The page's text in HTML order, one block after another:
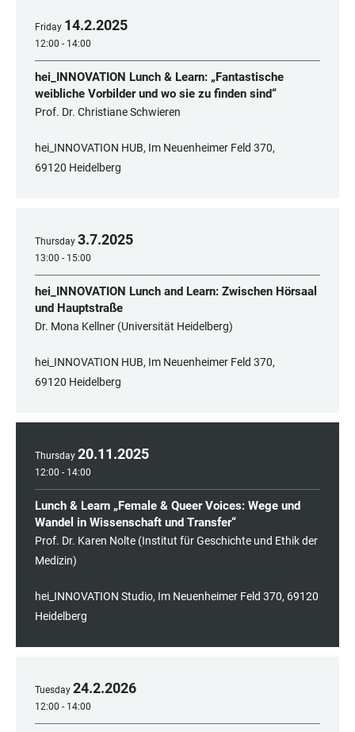
Friday 14.2.2025
12:00 - 14:00
hei_INNOVATION Lunch & Learn: „Fantastische
weibliche Vorbilder und wo sie zu finden sind“
Prof. Dr. Christiane Schwieren
hei_INNOVATION HUB, Im Neuenheimer Feld 370,
69120 Heidelberg
Thursday 3.7.2025
13:00 - 15:00
hei_INNOVATION Lunch and Learn: Zwischen Hörsaal
und Hauptstraße
Dr. Mona Kellner (Universität Heidelberg)
hei_INNOVATION HUB, Im Neuenheimer Feld 370,
69120 Heidelberg
Thursday 20.11.2025
12:00 - 14:00
Lunch & Learn „Female & Queer Voices: Wege und
Wandel in Wissenschaft und Transfer“
Prof. Dr. Karen Nolte (Institut für Geschichte und Ethik der
Medizin)
hei_INNOVATION Studio, Im Neuenheimer Feld 370, 69120
Heidelberg
Tuesday 24.2.2026
12:00 - 14:00